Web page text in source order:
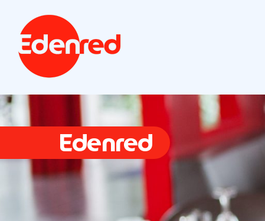
Edenred